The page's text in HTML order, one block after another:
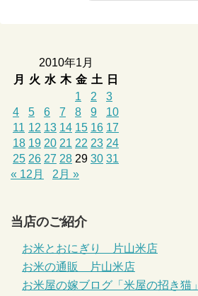
2010年1月
月
火 水 木 金 土
日
1
2
3
4
5 6 7 8 9
10
11 12 13 14 15 16 17
18 19 20 21 22 23 24
25 26 27 28 29 30 31
« 12月
2月 »
当店のご紹介
お米とおにぎり 片山米店
お米の通販 片山米店
お米屋の嫁ブログ「米屋の招き猫」